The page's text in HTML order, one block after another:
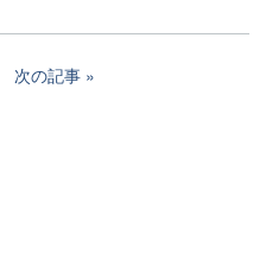
次の記事